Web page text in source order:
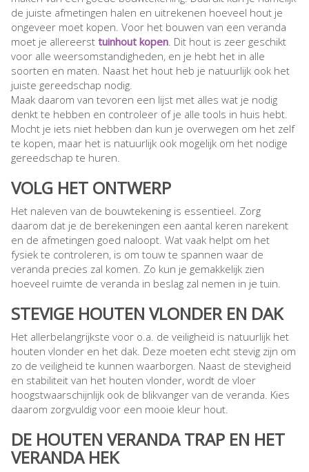
de juiste afmetingen halen en uitrekenen hoeveel hout je
ongeveer moet kopen. Voor het bouwen van een veranda
moet je allereerst tuinhout kopen . Dit hout is zeer geschikt
voor alle weersomstandigheden, en je hebt het in alle
soorten en maten. Naast het hout heb je natuurlijk ook het
juiste gereedschap nodig.
Maak daarom van tevoren een lijst met alles wat je nodig
denkt te hebben en controleer of je alle tools in huis hebt.
Mocht je iets niet hebben dan kun je overwegen om het zelf
te kopen, maar het is natuurlijk ook mogelijk om het nodige
gereedschap te huren.
VOLG HET ONTWERP
Het naleven van de bouwtekening is essentieel. Zorg
daarom dat je de berekeningen een aantal keren narekent
en de afmetingen goed naloopt. Wat vaak helpt om het
fysiek te controleren, is om touw te spannen waar de
veranda precies zal komen. Zo kun je gemakkelijk zien
hoeveel ruimte de veranda in beslag zal nemen in je tuin.
STEVIGE HOUTEN VLONDER EN DAK
Het allerbelangrijkste voor o.a. de veiligheid is natuurlijk het
houten vlonder en het dak. Deze moeten echt stevig zijn om
zo de veiligheid te kunnen waarborgen. Naast de stevigheid
en stabiliteit van het houten vlonder, wordt de vloer
hoogstwaarschijnlijk ook de blikvanger van de veranda. Kies
daarom zorgvuldig voor een mooie kleur hout.
DE HOUTEN VERANDA TRAP EN HET
VERANDA HEK